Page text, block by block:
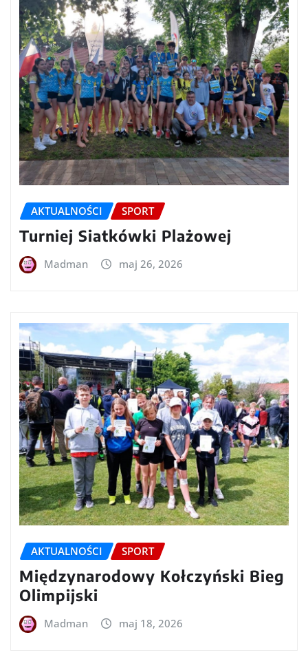
AKTUALNOŚCI SPORT
Turniej Siatkówki Plażowej
Madman maj 26, 2026
AKTUALNOŚCI SPORT
Międzynarodowy Kołczyński Bieg
Olimpijski
Madman maj 18, 2026